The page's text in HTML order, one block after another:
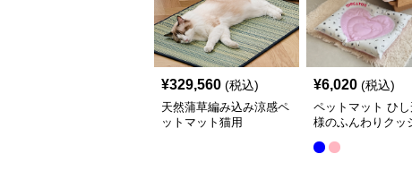
¥329,560 (税込)
天然蒲草編み込み涼感ペ
ットマット猫用
¥6,020 (税込)
ペットマット ひ
様のふんわりクッ